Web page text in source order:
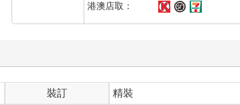
港澳店取：
裝訂
精裝